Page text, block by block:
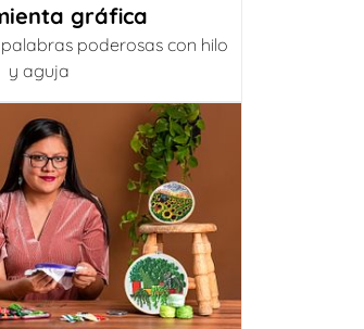
gráfica
poderosas con hilo
y aguja